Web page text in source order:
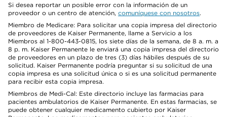
Si desea reportar un posible error con la información de un
proveedor o un centro de atención, comuníquese con nosotros.
Miembro de Medicare: Para solicitar una copia impresa del directorio
de proveedores de Kaiser Permanente, llame a Servicio a los
Miembros al 1-800-443-0815, los siete días de la semana, de 8 a. m. a
8 p. m. Kaiser Permanente le enviará una copia impresa del directorio
de proveedores en un plazo de tres (3) días hábiles después de su
solicitud. Kaiser Permanente podría preguntar si su solicitud de una
copia impresa es una solicitud única o si es una solicitud permanente
para recibir esta copia impresa.
Miembros de Medi-Cal: Este directorio incluye las farmacias para
pacientes ambulatorios de Kaiser Permanente. En estas farmacias, se
puede obtener cualquier medicamento cubierto por Kaiser